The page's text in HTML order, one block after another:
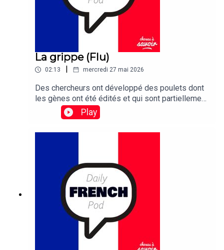
La grippe (Flu)
02:13 mercredi 27 mai 2026
Des chercheurs ont développé des poulets dont
les gènes ont été édités et qui sont partiellement
résistants à la grippe
aviaire.Traduction :Researchers have developed
gene-edited chickens that are partially resistant
Play